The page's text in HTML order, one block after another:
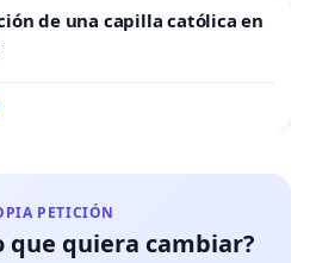
de una capilla católica en
PETICIÓN
que quiera cambiar?